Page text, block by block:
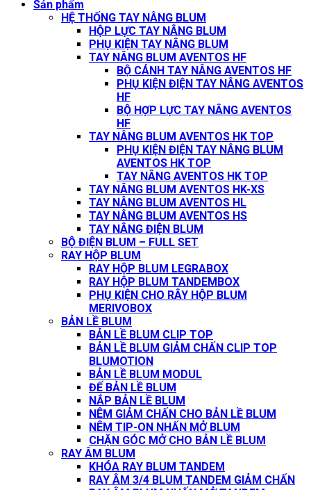
Sản phẩm
HỆ THỐNG TAY NÂNG BLUM
HỘP LỰC TAY NÂNG BLUM
PHỤ KIỆN TAY NÂNG BLUM
TAY NÂNG BLUM AVENTOS HF
BỘ CÁNH TAY NÂNG AVENTOS HF
PHỤ KIỆN ĐIỆN TAY NÂNG AVENTOS
HF
BỘ HỢP LỰC TAY NÂNG AVENTOS
HF
TAY NÂNG BLUM AVENTOS HK TOP
PHỤ KIỆN ĐIỆN TAY NÂNG BLUM
AVENTOS HK TOP
TAY NÂNG AVENTOS HK TOP
TAY NÂNG BLUM AVENTOS HK-XS
TAY NÂNG BLUM AVENTOS HL
TAY NÂNG BLUM AVENTOS HS
TAY NÂNG ĐIỆN BLUM
BỘ ĐIỆN BLUM – FULL SET
RAY HỘP BLUM
RAY HỘP BLUM LEGRABOX
RAY HỘP BLUM TANDEMBOX
PHỤ KIỆN CHO RÂY HỘP BLUM
MERIVOBOX
BẢN LỀ BLUM
BẢN LỀ BLUM CLIP TOP
BẢN LỀ BLUM GIẢM CHẤN CLIP TOP
BLUMOTION
BẢN LỀ BLUM MODUL
ĐẾ BẢN LỀ BLUM
NẮP BẢN LỀ BLUM
NÊM GIẢM CHẤN CHO BẢN LỀ BLUM
NÊM TIP-ON NHẤN MỞ BLUM
CHẶN GÓC MỞ CHO BẢN LỀ BLUM
RAY ÂM BLUM
KHÓA RAY BLUM TANDEM
RAY ÂM 3/4 BLUM TANDEM GIẢM CHẤN